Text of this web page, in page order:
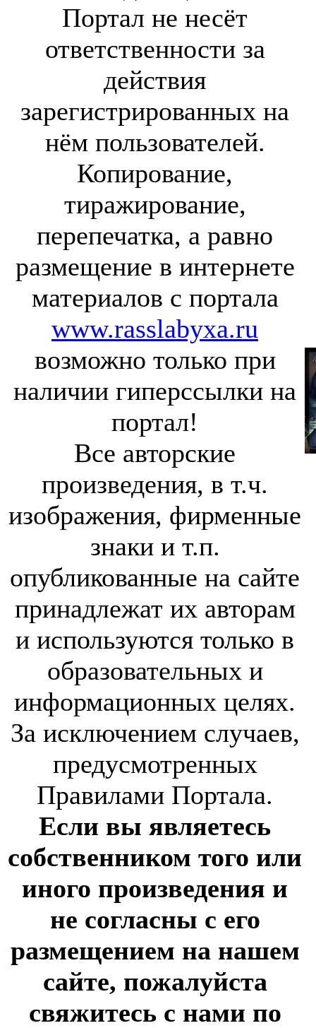
Портал не несёт
ответственности за
действия
зарегистрированных на
нём пользователей.
Копирование,
тиражирование,
перепечатка, а равно
размещение в интернете
материалов с портала
www.rasslabyxa.ru
возможно только при
наличии гиперссылки на
портал!
Все авторские
произведения, в т.ч.
изображения, фирменные
знаки и т.п.
опубликованные на сайте
принадлежат их авторам
и используются только в
образовательных и
информационных целях.
За исключением случаев,
предусмотренных
Правилами Портала.
Если вы являетесь
собственником того или
иного произведения и
не согласны с его
размещением на нашем
сайте, пожалуйста
свяжитесь с нами по